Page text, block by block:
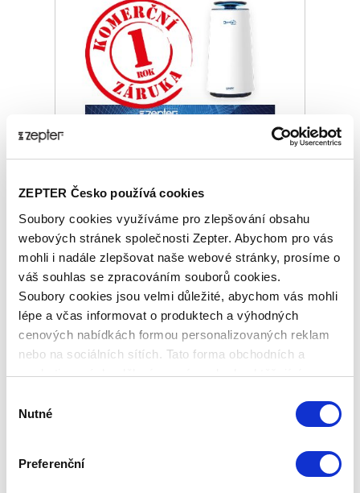
ZEPTER Česko používá cookies
Soubory cookies využíváme pro zlepšování obsahu
webových stránek společnosti Zepter. Abychom pro vás
mohli i nadále zlepšovat naše webové stránky, prosíme o
váš souhlas se zpracováním souborů cookies.
Soubory cookies jsou velmi důležité, abychom vás mohli
lépe a včas informovat o produktech a výhodných
cenových nabídkách formou personalizovaných reklam
nebo na sociálních sítích. Tato forma obchodních a
marketingových sdělení pro vás nebude obtěžující.
souhlasu
Nutné
Preferenční
PRODLOUŽENÁ ZÁRUKA 1 ROK
THERAPY AIR SMART
Základní cena 3 820,00 Kč
Zepter Club cena
člena klubu.
Pouze členové klubu mají garanci